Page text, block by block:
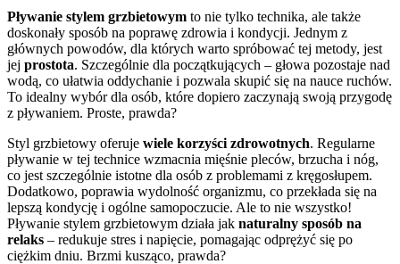
Pływanie stylem grzbietowym to nie tylko technika, ale także
doskonały sposób na poprawę zdrowia i kondycji. Jednym z
głównych powodów, dla których warto spróbować tej metody, jest
jej prostota. Szczególnie dla początkujących – głowa pozostaje nad
wodą, co ułatwia oddychanie i pozwala skupić się na nauce ruchów.
To idealny wybór dla osób, które dopiero zaczynają swoją przygodę
z pływaniem. Proste, prawda?
Styl grzbietowy oferuje wiele korzyści zdrowotnych. Regularne
pływanie w tej technice wzmacnia mięśnie pleców, brzucha i nóg,
co jest szczególnie istotne dla osób z problemami z kręgosłupem.
Dodatkowo, poprawia wydolność organizmu, co przekłada się na
lepszą kondycję i ogólne samopoczucie. Ale to nie wszystko!
Pływanie stylem grzbietowym działa jak naturalny sposób na
relaks – redukuje stres i napięcie, pomagając odprężyć się po
ciężkim dniu. Brzmi kusząco, prawda?